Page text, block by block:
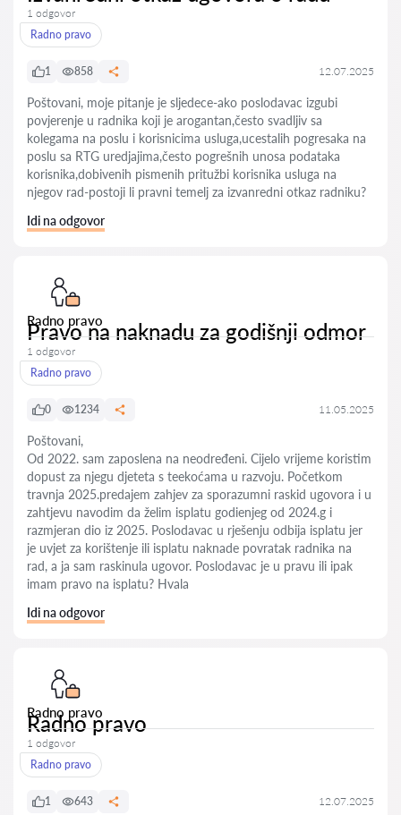
1 odgovor
Radno pravo
1 858 12.07.2025
Poštovani, moje pitanje je sljedece-ako poslodavac izgubi
povjerenje u radnika koji je arogantan,često svadljiv sa
kolegama na poslu i korisnicima usluga,ucestalih pogresaka na
poslu sa RTG uredjajima,često pogrešnih unosa podataka
korisnika,dobivenih pismenih pritužbi korisnika usluga na
njegov rad-postoji li pravni temelj za izvanredni otkaz radniku?
Idi na odgovor
Radno pravo
Pravo na naknadu za godišnji odmor
1 odgovor
Radno pravo
0 1234 11.05.2025
Poštovani,
Od 2022. sam zaposlena na neodređeni. Cijelo vrijeme koristim
dopust za njegu djeteta s teekoćama u razvoju. Početkom
travnja 2025.predajem zahjev za sporazumni raskid ugovora i u
zahtjevu navodim da želim isplatu godienjeg od 2024.g i
razmjeran dio iz 2025. Poslodavac u rješenju odbija isplatu jer
je uvjet za korištenje ili isplatu naknade povratak radnika na
rad, a ja sam raskinula ugovor. Poslodavac je u pravu ili ipak
imam pravo na isplatu? Hvala
Idi na odgovor
Radno pravo
Radno pravo
1 odgovor
Radno pravo
1 643 12.07.2025